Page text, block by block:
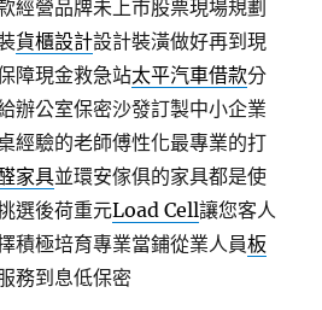
經營品牌未上市股票現場規劃
貨櫃設計設計裝潢做好再到現
障現金救急站太平汽車借款分
辦公室保密沙發訂製中小企業
經驗的老師傅性化最專業的打
家具並環安傢俱的家具都是使
選後荷重元Load Cell讓您客人
積極培育專業當鋪從業人員板
務到息低保密